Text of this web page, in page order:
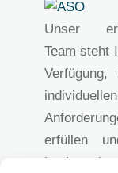
Unser
Team steht
individuellen
erfüllen
hochwertige